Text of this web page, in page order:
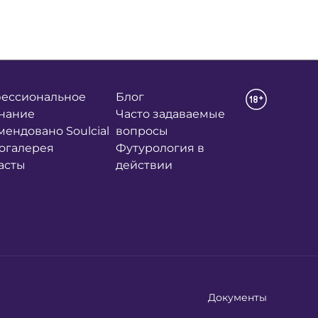
Soulcial
Блог
Часто задаваемые
вопросы
Футурология в
действии
Документы